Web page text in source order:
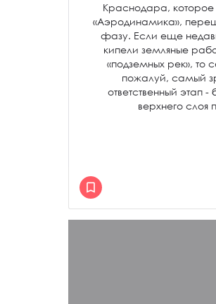
Краснодара, которое
«Аэродинамика»,
фазу. Если еще
кипели земляные
«подземных рек», то
пожалуй, самый
ответственный этап
верхнего слоя